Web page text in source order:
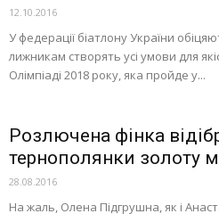
12.10.2016
У федерації біатлону України
лижникам створять усі умови для
Олімпіаді 2018 року, яка пройде у...
Розлючена фінка
тернополянки золоту
28.08.2016
На жаль, Олена Підгрушна, як і